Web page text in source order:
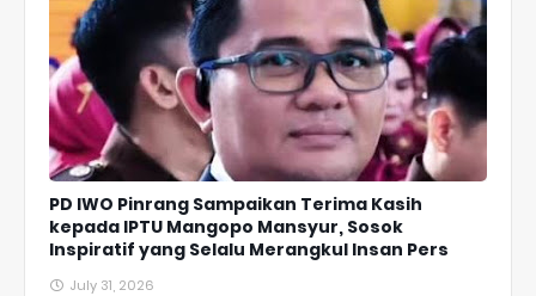
PD IWO Pinrang Sampaikan Terima Kasih
kepada IPTU Mangopo Mansyur, Sosok
Inspiratif yang Selalu Merangkul Insan Pers
July 31, 2026